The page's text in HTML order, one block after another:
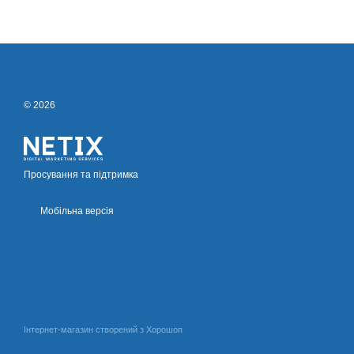
© 2026
Просування та підтримка
Мобільна версія
Інтернет-магазин створений з Хорошоп